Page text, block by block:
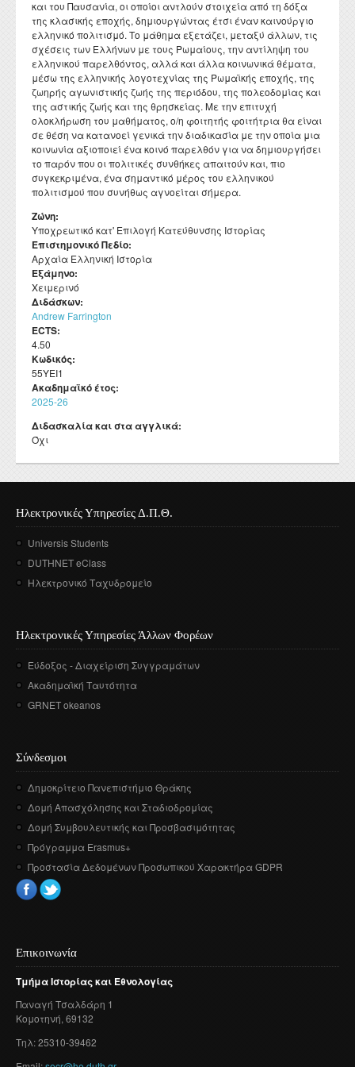
Διατελέσαντες Πρόεδροι
Ομότιμοι Καθηγητές
Διατελέσαντα μέλη ΔΕΠ
Επίτιμοι Καθηγητές
Επίτιμοι Διδάκτορες
Οδηγός σπουδών προπτυχιακού προγράμματος
Διάρκεια φοίτησης
Κατατακτήριες εξετάσεις
Τοπική Ιστορία, Πολιτισμός και Προστασία της
Αρχιτεκτονικής Κληρονομιάς: Διεπιστημονικές
Προσεγγίσεις και Ψηφιακές Εφαρμογές
Πολιτισμικές Σπουδές: Νέος Ελληνισμός και Βαλκάνια
Ωρολόγιο Πρόγραμμα
Πρόγραμμα Εξεταστικής
Σύμβουλος σπουδών
ΔΟΑΤΑΠ
Εργαστήριο Νεότερης και Σύγχρονης Ιστορίας
Εργαστήριο Βυζαντινών και Μεταβυζαντινών Ερευνών
Εργαστήριο Τεχνολογίας, Έρευνας και Εφαρμογών στην
Εκπαίδευση
Υγειονομική περίθαλψη
Δομή Συμβουλευτικής και Προσβασιμότητας
Σύλλογος αποφοίτων
Συνέδρια - Ημερίδες Τμήματος
Δραστηριότητες Τμήματος
Απολογισμοί πεπραγμένων του Τμήματος
Έντυπα
Κανονισμός Προπτυχιακού Προγράμματος Σπουδών
Κανονισμός ακαδημαϊκού συμβούλου σπουδών
Κανονισμός Προπτυχιακών Διπλωματικών Εργασιών
Κανονισμός Διδακτορικών Σπουδών
Κανονισμός Εκπόνησης Μεταδιδακτορικής Έρευνας
Κανονισμός Βιβλιοθήκης
Ο θεσμός του "Ακροατή Πανεπιστημιακών Μαθημάτων"
Επικοινωνία
και του Παυσανία, οι οποίοι αντλούν στοιχεία από τη δόξα
της κλασικής εποχής, δημιουργώντας έτσι έναν καινούργιο
ελληνικό πολιτισμό. Το μάθημα εξετάζει, μεταξύ άλλων, τις
σχέσεις των Ελλήνων με τους Ρωμαίους, την αντίληψη του
ελληνικού παρελθόντος, αλλά και άλλα κοινωνικά θέματα,
μέσω της ελληνικής λογοτεχνίας της Ρωμαϊκής εποχής, της
ζωηρής αγωνιστικής ζωής της περιόδου, της πολεοδομίας και
της αστικής ζωής και της θρησκείας. Με την επιτυχή
ολοκλήρωση του μαθήματος, ο/η φοιτητής φοιτήτρια θα είναι
σε θέση να κατανοεί γενικά την διαδικασία με την οποία μια
κοινωνία αξιοποιεί ένα κοινό παρελθόν για να δημιουργήσει
το παρόν που οι πολιτικές συνθήκες απαιτούν και, πιο
συγκεκριμένα, ένα σημαντικό μέρος του ελληνικού
πολιτισμού που συνήθως αγνοείται σήμερα.
Ζώνη:
Υποχρεωτικό κατ' Επιλογή Κατεύθυνσης Ιστορίας
Επιστημονικό Πεδίο:
Αρχαία Ελληνική Ιστορία
Εξάμηνο:
Χειμερινό
Διδάσκων:
Andrew Farrington
ECTS:
4.50
Κωδικός:
55ΥΕΙ1
Ακαδημαϊκό έτος:
2025-26
Διδασκαλία και στα αγγλικά:
Όχι
Ηλεκτρονικές Υπηρεσίες Δ.Π.Θ.
Universis Students
DUTHNET eClass
Ηλεκτρονικό Ταχυδρομείο
Ηλεκτρονικές Υπηρεσίες Άλλων Φορέων
Εύδοξος - Διαχείριση Συγγραμάτων
Ακαδημαϊκή Ταυτότητα
GRNET okeanos
Σύνδεσμοι
Δημοκρίτειο Πανεπιστήμιο Θράκης
Δομή Απασχόλησης και Σταδιοδρομίας
Δομή Συμβουλευτικής και Προσβασιμότητας
Πρόγραμμα Erasmus+
Προστασία Δεδομένων Προσωπικού Χαρακτήρα GDPR
Επικοινωνία
ΤμήμαΙστορίαςκαι Εθνολογίας
Παναγή Τσαλδάρη 1
Κομοτηνή, 69132
Τηλ: 25310-39462